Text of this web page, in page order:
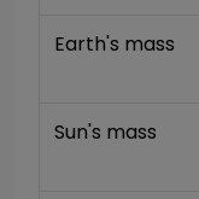
Earth's mass
Sun's mass